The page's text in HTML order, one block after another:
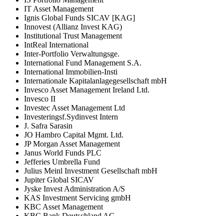
IT Asset Management
Ignis Global Funds SICAV [KAG]
Innovest (Allianz Invest KAG)
Institutional Trust Management
IntReal International
Inter-Portfolio Verwaltungsge.
International Fund Management S.A.
International Immobilien-Insti
Internationale Kapitalanlagegesellschaft mbH
Invesco Asset Management Ireland Ltd.
Invesco II
Investec Asset Management Ltd
Investeringsf.Sydinvest Intern
J. Safra Sarasin
JO Hambro Capital Mgmt. Ltd.
JP Morgan Asset Management
Janus World Funds PLC
Jefferies Umbrella Fund
Julius Meinl Investment Gesellschaft mbH
Jupiter Global SICAV
Jyske Invest Administration A/S
KAS Investment Servicing gmbH
KBC Asset Management